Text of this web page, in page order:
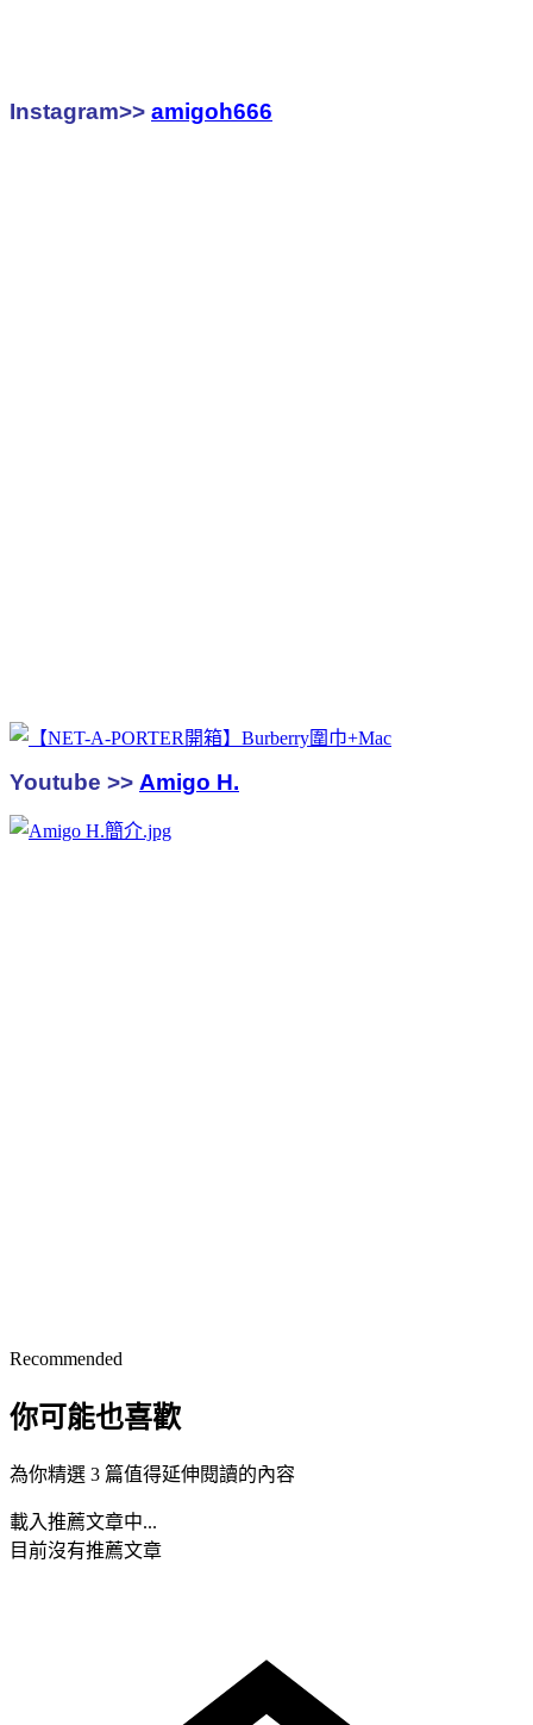
Instagram>> amigoh666
Youtube >> Amigo H.
Recommended
你可能也喜歡
為你精選 3 篇值得延伸閱讀的內容
載入推薦文章中...
目前沒有推薦文章